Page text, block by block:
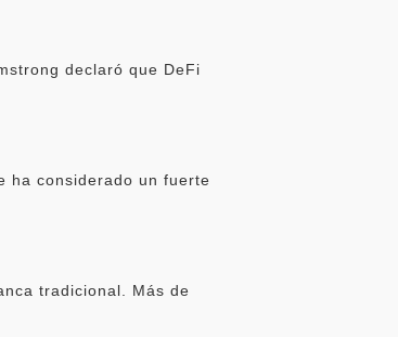
declaró que DeFi
ha considerado un fuerte
tradicional. Más de